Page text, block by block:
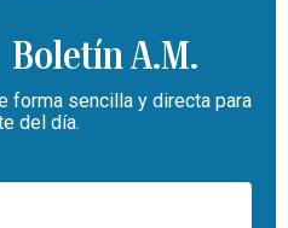
Boletín A.M.
forma sencilla y directa para
del día.